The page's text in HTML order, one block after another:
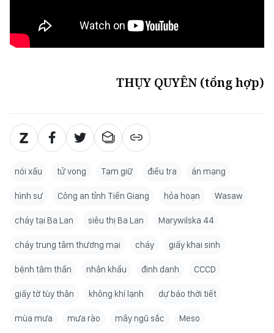
THỤY QUYÊN (tổng hợp)
nói xấu tử vong Tạm giữ điều tra án mạng
hình sự Công an tỉnh Tiền Giang hỏa hoạn Wasaw
cháy tại Ba Lan siêu thị Ba Lan Marywilska 44
cháy trung tâm thương mại cháy giấy khai sinh
bệnh tâm thần nhân khẩu định danh CCCD
giấy tờ tùy thân không khí lạnh dự báo thời tiết
mùa mưa mưa rào mây ngũ sắc Meso